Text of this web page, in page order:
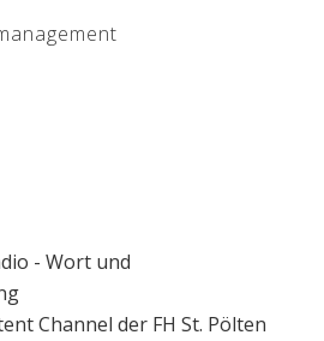
- Wort und
Channel der FH St. Pölten